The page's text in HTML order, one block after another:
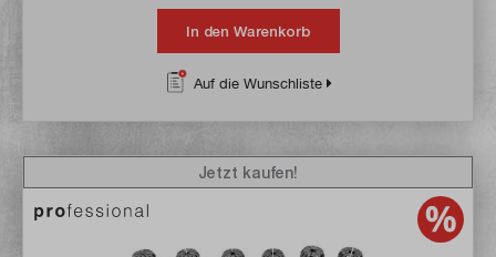
In den Warenkorb
Auf die Wunschliste
Jetzt kaufen!